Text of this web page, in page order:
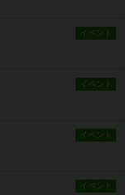
イベント
イベント
イベント
イベント